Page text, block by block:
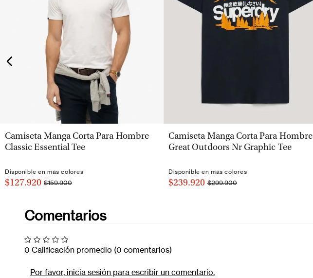
VISTA RÁPIDA
Camiseta Manga Corta Para Hombre
Classic Essential Tee
Disponible en más colores
$127.920 $159.900
VISTA RÁPIDA
Camiseta Manga Corta Para Hombre
Great Outdoors Nr Graphic Tee
Disponible en más colores
$239.920 $299.900
Comentarios
0 Calificación promedio (0 comentarios)
Por favor, inicia sesión para escribir un comentario.